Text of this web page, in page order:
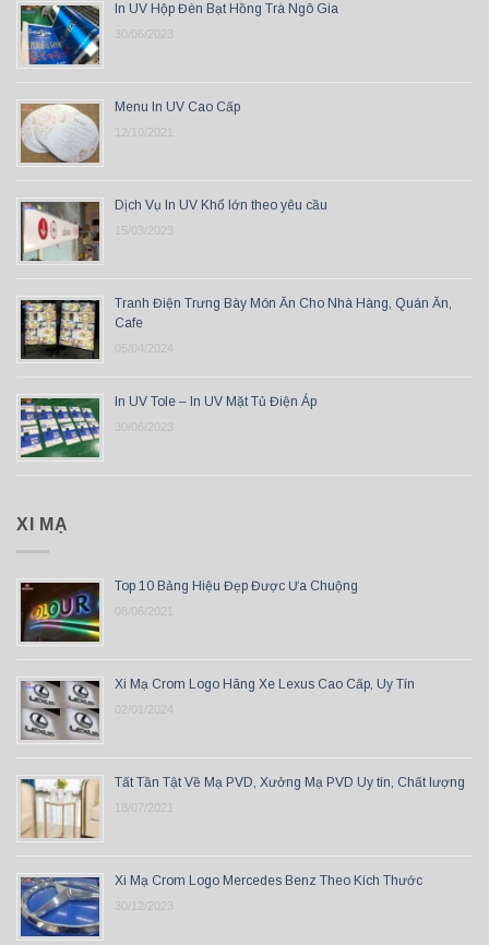
In UV Hộp Đèn Bạt Hồng Trà Ngô Gia
30/06/2023
Menu In UV Cao Cấp
12/10/2021
Dịch Vụ In UV Khổ lớn theo yêu cầu
15/03/2023
Tranh Điện Trưng Bày Món Ăn Cho Nhà Hàng, Quán Ăn,
Cafe
05/04/2024
In UV Tole – In UV Mặt Tủ Điện Áp
30/06/2023
XI MẠ
Top 10 Bảng Hiệu Đẹp Được Ưa Chuộng
08/06/2021
Xi Mạ Crom Logo Hãng Xe Lexus Cao Cấp, Uy Tín
02/01/2024
Tất Tần Tật Về Mạ PVD, Xưởng Mạ PVD Uy tín, Chất lượng
18/07/2021
Xi Mạ Crom Logo Mercedes Benz Theo Kích Thước
30/12/2023